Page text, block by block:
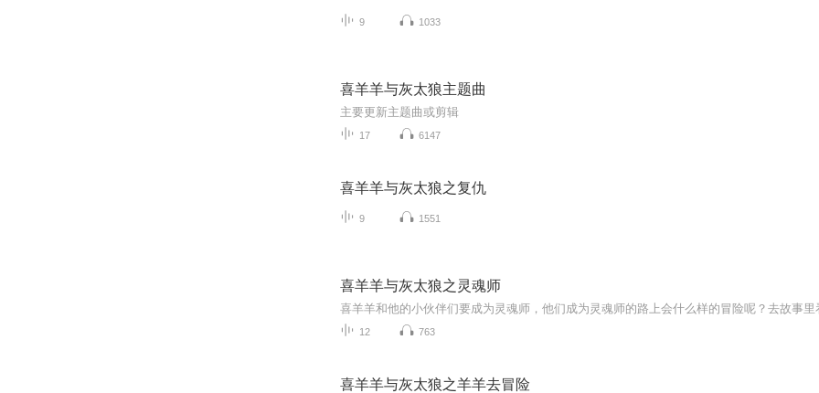
9 1033
喜羊羊与灰太狼主题曲
主要更新主题曲或剪辑
17 6147
喜羊羊与灰太狼之复仇
9 1551
喜羊羊与灰太狼之灵魂师
喜羊羊和他的小伙伴们要成为灵魂师，他们成为灵魂师的路上会什么样的冒险呢？去故事里
12 763
喜羊羊与灰太狼之羊羊去冒险